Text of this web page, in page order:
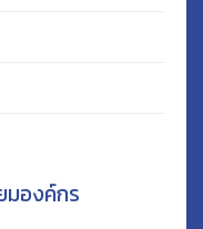
องค์กร